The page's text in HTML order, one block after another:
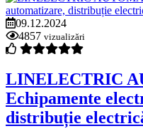
09.12.2024
4857 vizualizări
LINELECTRIC
Echipamente
distribuție